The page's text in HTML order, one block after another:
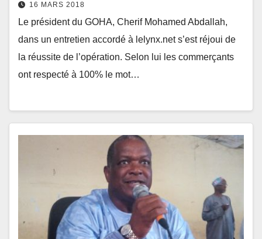
16 MARS 2018
Le président du GOHA, Cherif Mohamed Abdallah,
dans un entretien accordé à lelynx.net s’est réjoui de
la réussite de l’opération. Selon lui les commerçants
ont respecté à 100% le mot…